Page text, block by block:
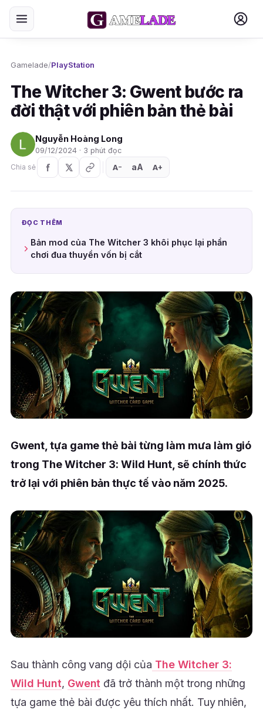
Gamelade/PlayStation
The Witcher 3: Gwent bước ra
đời thật với phiên bản thẻ bài
Nguyễn Hoàng Long
09/12/2024 · 3 phút đọc
Chia sẻ
A− aA A+
ĐỌC THÊM
Bản mod của The Witcher 3 khôi phục lại phần
chơi đua thuyền vốn bị cắt
Gwent, tựa game thẻ bài từng làm mưa làm gió
trong The Witcher 3: Wild Hunt, sẽ chính thức
trở lại với phiên bản thực tế vào năm 2025.
Sau thành công vang dội của The Witcher 3:
Wild Hunt, Gwent đã trở thành một trong những
tựa game thẻ bài được yêu thích nhất. Tuy nhiên,